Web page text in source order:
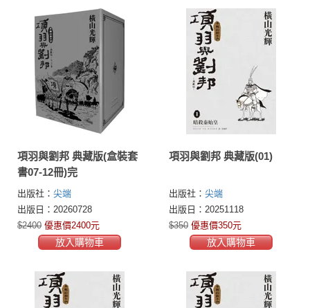
項羽與劉邦 典藏版(盒裝套
書07-12冊)完
出版社： 尖端
出版日：20260728
$2400 優惠價2400元
放入購物車
項羽與劉邦 典藏版(01)
出版社： 尖端
出版日：20251118
$350 優惠價350元
放入購物車